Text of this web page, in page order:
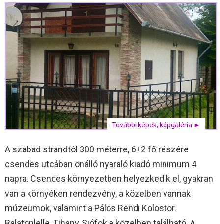
További képek, képgaléria ►
A szabad strandtól 300 méterre, 6+2 fő részére
csendes utcában önálló nyaraló kiadó minimum 4
napra. Csendes környezetben helyezkedik el, gyakran
van a környéken rendezvény, a közelben vannak
múzeumok, valamint a Pálos Rendi Kolostor.